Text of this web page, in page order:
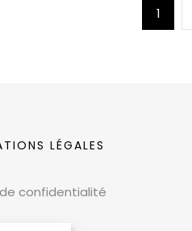
1
LÉGALES
confidentialité